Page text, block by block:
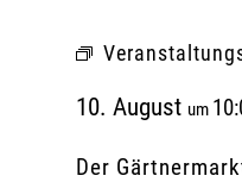
10. August um
Der